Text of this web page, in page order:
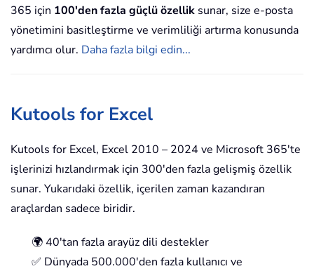
365 için 100'den fazla güçlü özellik sunar, size e-posta
yönetimini basitleştirme ve verimliliği artırma konusunda
yardımcı olur. Daha fazla bilgi edin...
Kutools for Excel
Kutools for Excel, Excel 2010 – 2024 ve Microsoft 365'te
işlerinizi hızlandırmak için 300'den fazla gelişmiş özellik
sunar. Yukarıdaki özellik, içerilen zaman kazandıran
araçlardan sadece biridir.
🌍 40'tan fazla arayüz dili destekler
✅ Dünyada 500.000'den fazla kullanıcı ve